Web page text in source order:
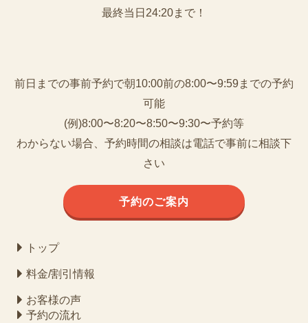
最終当日24:20まで！
前日までの事前予約で朝10:00前の8:00〜9:59までの予約
可能
(例)8:00〜8:20〜8:50〜9:30〜予約等
わからない場合、予約時間の相談は電話で事前に相談下
さい
予約のご案内
トップ
料金/割引情報
お客様の声
予約の流れ